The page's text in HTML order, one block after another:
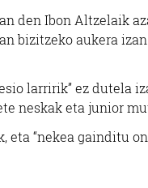
den Ibon Altzelaik
bizitzeko aukera
larririk” ez dutela
neskak eta junior
“nekea gainditu